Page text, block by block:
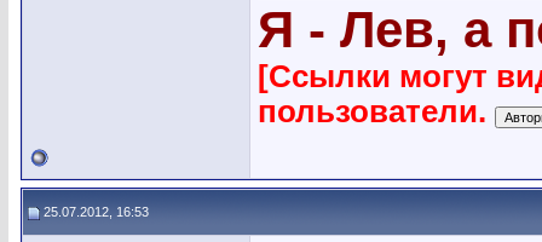
Я - Лев, а
[Ссылки могут
пользователи.
25.07.2012, 16:53